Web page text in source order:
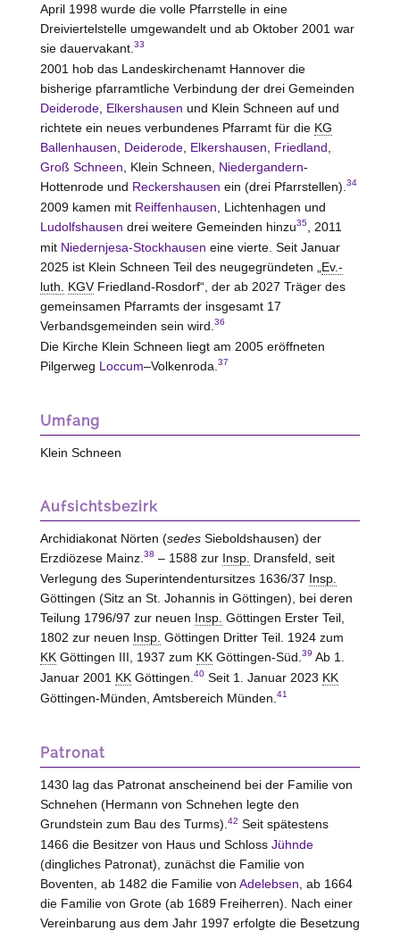
April 1998 wurde die volle Pfarrstelle in eine
Dreiviertelstelle umgewandelt und ab Oktober 2001 war
sie dauervakant. 33
2001 hob das Landeskirchenamt Hannover die
bisherige pfarramtliche Verbindung der drei Gemeinden
Deiderode, Elkershausen und Klein Schneen auf und
richtete ein neues verbundenes Pfarramt für die KG
Ballenhausen
Deiderode, Elkershausen Friedland
Groß Schneen , Klein Schneen, Niedergandern-
Hottenrode und Reckershausen ein (drei Pfarrstellen). 34
2009 kamen mit Reiffenhausen , Lichtenhagen und
Ludolfshausen drei weitere Gemeinden hinzu35, 2011
mit Niedernjesa-Stockhausen eine vierte. Seit Januar
2025 ist Klein Schneen Teil des neugegründeten „ Ev.-
luth.
KGV Friedland-Rosdorf“, der ab 2027 Träger des
gemeinsamen Pfarramts der insgesamt 17
Verbandsgemeinden sein wird. 36
Die Kirche Klein Schneen liegt am 2005 eröffneten
Pilgerweg Loccum–Volkenroda. 37
Umfang
Klein Schneen
Aufsichtsbezirk
Archidiakonat Nörten (sedesSieboldshausen) der
Erzdiözese Mainz.38 – 1588 zur Insp. Dransfeld, seit
Verlegung des Superintendentursitzes 1636/37 Insp.
Göttingen (Sitz an St. Johannis in Göttingen), bei deren
Teilung 1796/97 zur neuen Insp. Göttingen Erster Teil,
1802 zur neuen Insp. Göttingen Dritter Teil. 1924 zum
KKGöttingen III, 1937 zum KKGöttingen-Süd.39 Ab 1.
Januar 2001 KKGöttingen.40Seit 1. Januar 2023 KK
Göttingen-Münden, Amtsbereich Münden.41
Patronat
1430 lag das Patronat anscheinend bei der Familie von
Schnehen (Hermann von Schnehen legte den
Grundstein zum Bau des Turms).42 Seit spätestens
1466 die Besitzer von Haus und Schloss Jühnde
(dingliches Patronat), zunächst die Familie von
Boventen, ab 1482 die Familie von Adelebsen, ab 1664
die Familie von Grote (ab 1689 Freiherren). Nach einer
Vereinbarung aus dem Jahr 1997 erfolgte die Besetzung